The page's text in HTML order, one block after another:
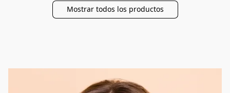
Mostrar todos los productos